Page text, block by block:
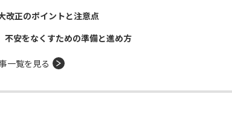
改正のポイントと注意点
不安をなくすための準備と進め方
一覧を見る